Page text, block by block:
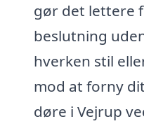
gør det lettere
beslutning
hverken stil
mod at forny
døre i Vejrup